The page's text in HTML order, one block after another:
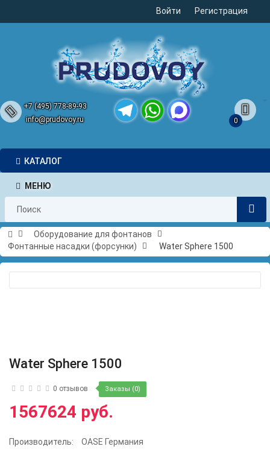
Войти Регистрация
+7 (495) 778-89-93
info@prudovoy.ru
0
КАТАЛОГ
МЕНЮ
Оборудование для фонтанов
Фонтанные насадки (форсунки)
Water Sphere 1500
Water Sphere 1500
0 отзывов Заказы (0)
1567624 руб.
Производитель:
OASE Германия